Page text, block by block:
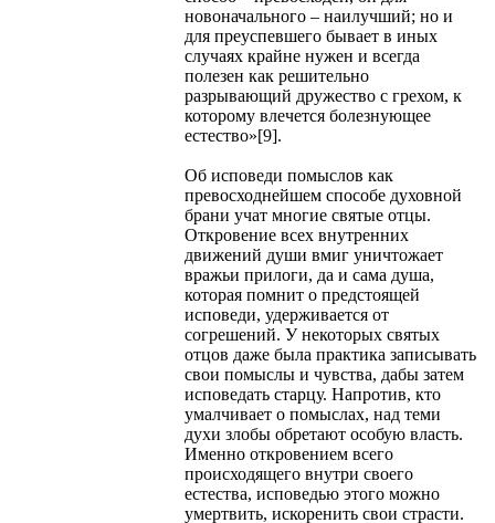
новоначального – наилучший; но и
для преуспевшего бывает в иных
случаях крайне нужен и всегда
полезен как решительно
разрывающий дружество с грехом, к
которому влечется болезнующее
естество»[9].
Об исповеди помыслов как
превосходнейшем способе духовной
брани учат многие святые отцы.
Откровение всех внутренних
движений души вмиг уничтожает
вражьи прилоги, да и сама душа,
которая помнит о предстоящей
исповеди, удерживается от
согрешений. У некоторых святых
отцов даже была практика записывать
свои помыслы и чувства, дабы затем
исповедать старцу. Напротив, кто
умалчивает о помыслах, над теми
духи злобы обретают особую власть.
Именно откровением всего
происходящего внутри своего
естества, исповедью этого можно
умертвить, искоренить свои страсти.